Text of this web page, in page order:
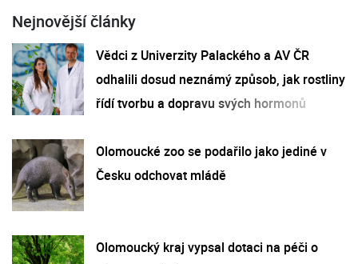
Nejnovější články
Vědci z Univerzity Palackého a AV ČR
odhalili dosud neznámý způsob, jak rostliny
řídí tvorbu a dopravu svých hormonů
Olomoucké zoo se podařilo jako jediné v
Česku odchovat mládě
Olomoucký kraj vypsal dotaci na péči o